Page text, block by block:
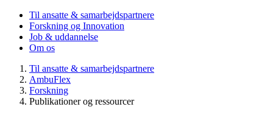
Til ansatte & samarbejdspartnere
Forskning og Innovation
Job & uddannelse
Om os
Til ansatte & samarbejdspartnere
AmbuFlex
Forskning
Publikationer og ressourcer